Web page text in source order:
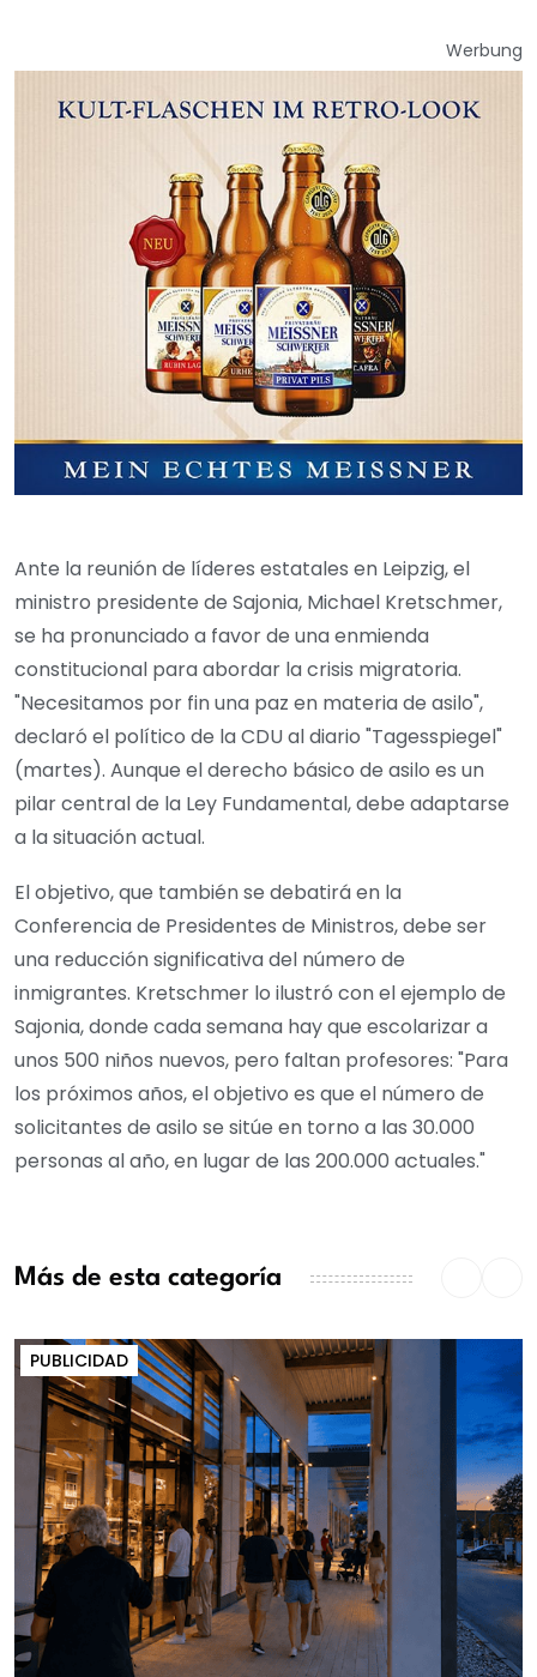
Werbung
Ante la reunión de líderes estatales en Leipzig, el
ministro presidente de Sajonia, Michael Kretschmer,
se ha pronunciado a favor de una enmienda
constitucional para abordar la crisis migratoria.
"Necesitamos por fin una paz en materia de asilo",
declaró el político de la CDU al diario "Tagesspiegel"
(martes). Aunque el derecho básico de asilo es un
pilar central de la Ley Fundamental, debe adaptarse
a la situación actual.
El objetivo, que también se debatirá en la
Conferencia de Presidentes de Ministros, debe ser
una reducción significativa del número de
inmigrantes. Kretschmer lo ilustró con el ejemplo de
Sajonia, donde cada semana hay que escolarizar a
unos 500 niños nuevos, pero faltan profesores: "Para
los próximos años, el objetivo es que el número de
solicitantes de asilo se sitúe en torno a las 30.000
personas al año, en lugar de las 200.000 actuales."
Más de esta categoría
PUBLICIDAD